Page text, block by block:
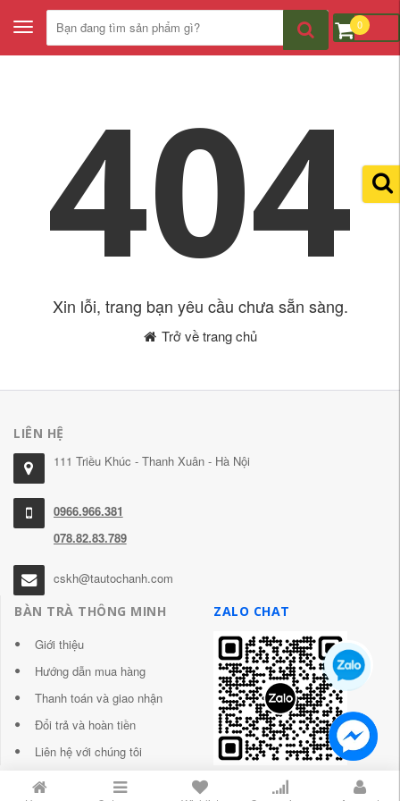
Toggle
navigation
0
404
Xin lỗi, trang bạn yêu cầu chưa sẵn sàng.
Trở về trang chủ
LIÊN HỆ
111 Triều Khúc - Thanh Xuân - Hà Nội
0966.966.381
078.82.83.789
cskh@tautochanh.com
BÀN TRÀ THÔNG MINH
Giới thiệu
Hướng dẫn mua hàng
Thanh toán và giao nhận
Đổi trả và hoàn tiền
Liên hệ với chúng tôi
ZALO CHAT